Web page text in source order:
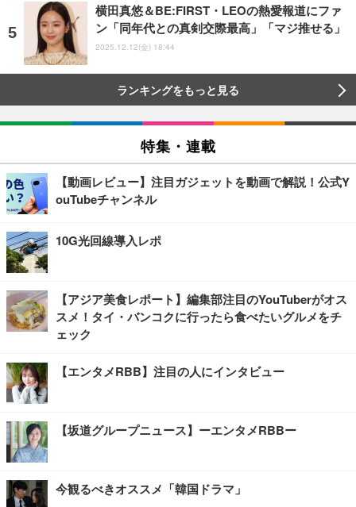
横田真悠＆BE:FIRST・LEOの熱愛報道にファ
ン「同年代との真剣交際最高」「マジ推せる」
2025.12.12(金) 18:44
ランキングをもっと見る
特集・連載
【動画レビュー】注目ガジェットを動画で解説！公式Y
ouTubeチャンネル
10G光回線導入レポ
【アジア美食レポート】編集部注目のYouTuberがオス
スメ！タイ・バンコクに行ったら食べたいグルメをチ
ェック
【エンタメRBB】注目の人にインタビュー
【坂道グループニュース】ーエンタメRBBー
今観るべきオススメ「韓国ドラマ」